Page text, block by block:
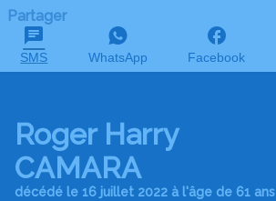
Partager
SMS WhatsApp Facebook
Roger Harry
CAMARA
décédé le 16 juillet 2022 à l'âge de 61 ans